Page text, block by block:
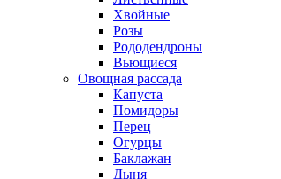
Хвойные
Розы
Рододендроны
Вьющиеся
Овощная рассада
Капуста
Помидоры
Перец
Огурцы
Баклажан
Дыня